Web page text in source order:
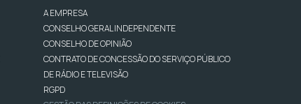
A EMPRESA
CONSELHO GERAL INDEPENDENTE
CONSELHO DE OPINIÃO
CONTRATO DE CONCESSÃO DO SERVIÇO PÚBLICO
DE RÁDIO E TELEVISÃO
RGPD